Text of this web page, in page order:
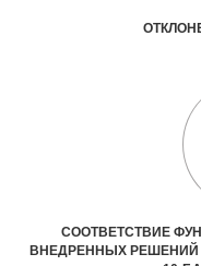
СООТВЕТСТВИЕ
ВНЕДРЕННЫХ РЕШЕНИЙ